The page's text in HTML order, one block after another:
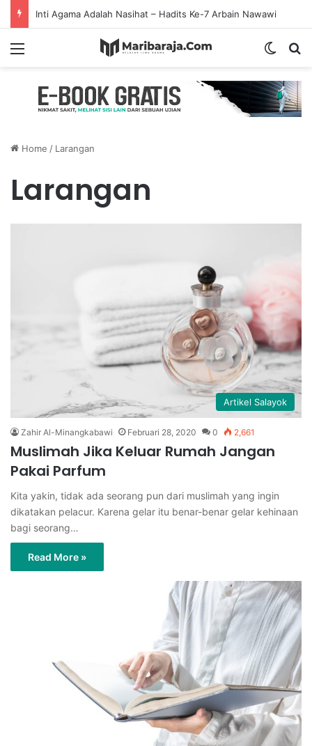
Inti Agama Adalah Nasihat – Hadits Ke-7 Arbain Nawawi
Home / Larangan
Larangan
Artikel Salayok
Zahir Al-Minangkabawi Februari 28, 2020 0 2,661
Muslimah Jika Keluar Rumah Jangan
Pakai Parfum
Kita yakin, tidak ada seorang pun dari muslimah yang ingin
dikatakan pelacur. Karena gelar itu benar-benar gelar kehinaan
bagi seorang…
Read More »